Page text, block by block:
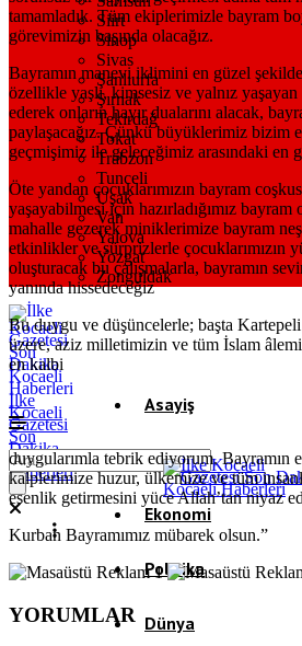
Siirt
Sinop
Sivas
Şanlıurfa
Şırnak
Tekirdağ
Tokat
Trabzon
Tunceli
Uşak
Van
Yalova
Yozgat
Zonguldak
İlke
Kocaeli
Gazetesi
Son
Dakika
Kocaeli
Haberleri
Asayiş
Gündem
Ekonomi
Politika
Dünya
tamamladık. Tüm ekiplerimizle bayram
görevimizin başında olacağız.
Bayramın manevi iklimini en güzel
özellikle yaşlı, kimsesiz ve yalnız
ederek onların hayır dualarını alacak,
paylaşacağız. Çünkü büyüklerimiz bizim
geçmişimiz ile geleceğimiz arasındaki en
Öte yandan çocuklarımızın bayram
yaşayabilmesi için hazırladığımız
mahalle gezerek miniklerimize bayram
etkinlikler ve sürprizlerle çocuklarımızın
oluşturacak bu çalışmalarla, bayramın
yanında hissedeceğiz
Bu duygu ve düşüncelerle; başta
üzere, aziz milletimizin ve tüm İslam
en kalbi
duygularımla tebrik ediyorum. Bayramın
kalplerimize huzur, ülkemize ve tüm
esenlik getirmesini yüce Allah’tan niyaz
Kurban Bayramımız mübarek olsun.”
YORUMLAR